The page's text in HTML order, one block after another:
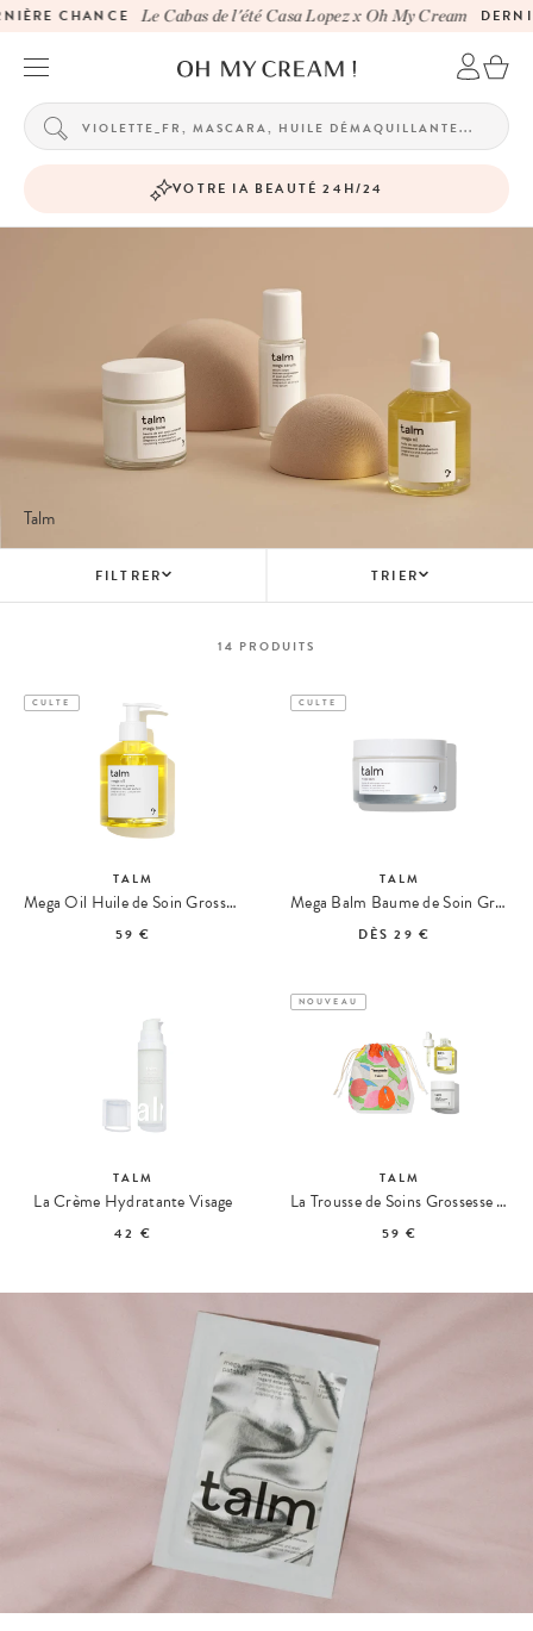
CHANCE Le Cabas de l'été Casa Lopez x Oh My Cream
VOTRE IA BEAUTÉ 24H/24
Talm
FILTRER TRIER
14 PRODUITS
CULTE
TALM
Mega Oil Huile de Soin Grossesse & Post-Partum Format Jumbo
59 €
CULTE
TALM
Mega Balm Baume de Soin Grossesse & Post-Partum
DÈS29 €
TALM
La Crème Hydratante Visage
42 €
NOUVEAU
TALM
La Trousse de Soins Grossesse & Post-Partum Make My Lemonade x Talm
59 €